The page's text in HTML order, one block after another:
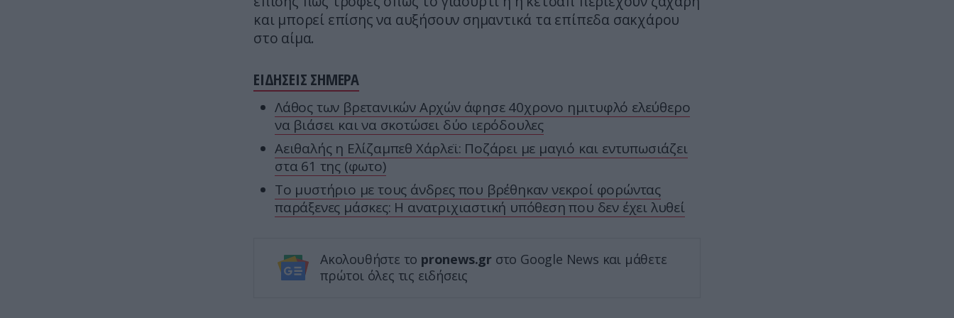
και μπορεί επίσης να αυξήσουν σημαντικά τα επίπεδα σακχάρου
στο αίμα.
ΕΙΔΗΣΕΙΣ ΣΗΜΕΡΑ
Λάθος των βρετανικών Αρχών άφησε 40χρονο ημιτυφλό ελεύθερο
να βιάσει και να σκοτώσει δύο ιερόδουλες
Αειθαλής η Ελίζαμπεθ Χάρλεϊ: Ποζάρει με μαγιό και εντυπωσιάζει
στα 61 της (φωτο)
Το μυστήριο με τους άνδρες που βρέθηκαν νεκροί φορώντας
παράξενες μάσκες: Η ανατριχιαστική υπόθεση που δεν έχει λυθεί
Ακολουθήστε το pronews.gr στο Google News και μάθετε
πρώτοι όλες τις ειδήσεις